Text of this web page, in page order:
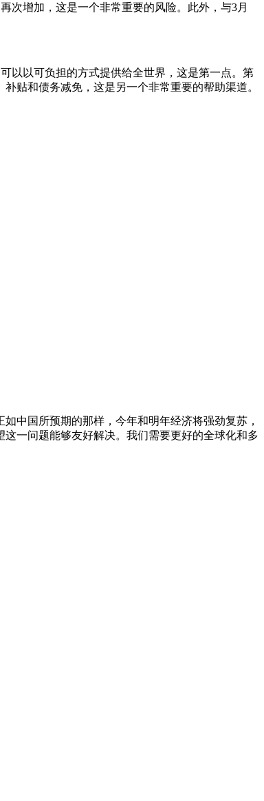
次增加，这是一个非常重要的风险。此外，与3月
以以可负担的方式提供给全世界，这是第一点。第
贴和债务减免，这是另一个非常重要的帮助渠道。
中国所预期的那样，今年和明年经济将强劲复苏，
一问题能够友好解决。我们需要更好的全球化和多